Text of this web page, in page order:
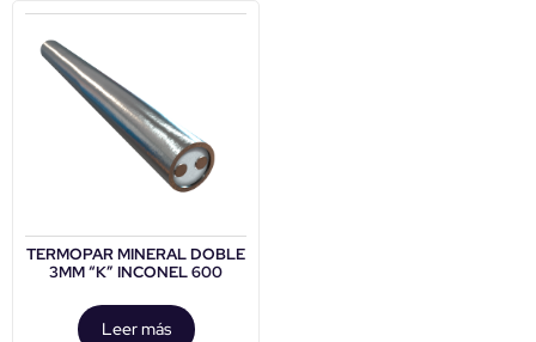
TERMOPAR MINERAL DOBLE
3MM “K” INCONEL 600
Leer más